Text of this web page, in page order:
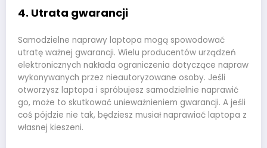
4. Utrata gwarancji
Samodzielne naprawy laptopa mogą spowodować
utratę ważnej gwarancji. Wielu producentów urządzeń
elektronicznych nakłada ograniczenia dotyczące napraw
wykonywanych przez nieautoryzowane osoby. Jeśli
otworzysz laptopa i spróbujesz samodzielnie naprawić
go, może to skutkować unieważnieniem gwarancji. A jeśli
coś pójdzie nie tak, będziesz musiał naprawiać laptopa z
własnej kieszeni.